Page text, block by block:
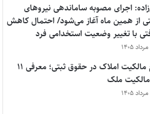
اجرای مصوبه ساماندهی نیروهای
از همین ماه آغاز می‌شود/ احتمال کاهش
با تغییر وضعیت استخدامی فرد
انواع مالکیت املاک در حقوق ثبتی؛ معرفی ۱۱
ملک